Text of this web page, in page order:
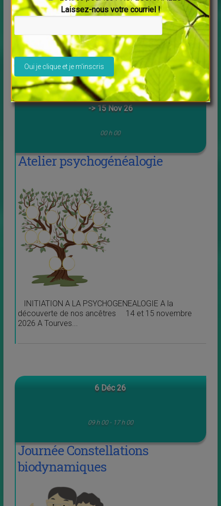
LAURENT GOUNELLE LE POUVOIR DE L'INTUITION
Conférence – Expérience immersive Organisée par
Com Turquoise, Quartz Prod et Luc...
14 Nov 26
-> 15 Nov 26
00 h 00
Atelier psychogénéalogie
INITIATION A LA PSYCHOGENEALOGIE A la
découverte de nos ancêtres 14 et 15 novembre
2026 A Tourves...
6 Déc 26
09 h 00 - 17 h 00
Journée Constellations
biodynamiques
Laissez-nous votre courriel !
Veuillez laisser ce champ vide.